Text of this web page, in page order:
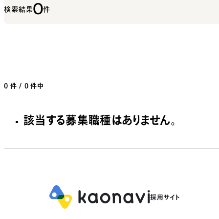
検索結果0件
0 件 / 0 件中
該当する募集職種はありません。